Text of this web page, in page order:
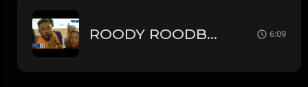
ROODY ROODBOY - OU MECHAN (KANAVAL 2018) 6:09